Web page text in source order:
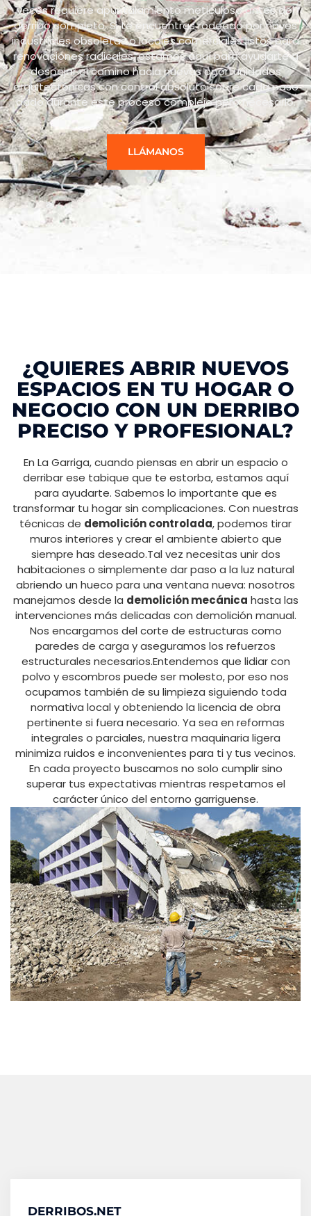
veces requiere apuntalamiento meticuloso antes del
derribo completo. Si te encuentras rodeado por naves
industriales obsoletas o locales comerciales listos para
renovaciones radicales, estamos aquí para ayudarte a
despejar el camino hacia nuevas oportunidades
arquitectónicas con control absoluto sobre cada paso
dado durante este proceso complejo pero necesario.
LLÁMANOS
¿QUIERES ABRIR NUEVOS
ESPACIOS EN TU HOGAR O
NEGOCIO CON UN DERRIBO
PRECISO Y PROFESIONAL?
En La Garriga, cuando piensas en abrir un espacio o
derribar ese tabique que te estorba, estamos aquí
para ayudarte. Sabemos lo importante que es
transformar tu hogar sin complicaciones. Con nuestras
técnicas de demolición controlada, podemos tirar
muros interiores y crear el ambiente abierto que
siempre has deseado.Tal vez necesitas unir dos
habitaciones o simplemente dar paso a la luz natural
abriendo un hueco para una ventana nueva: nosotros
manejamos desde la demolición mecánica hasta las
intervenciones más delicadas con demolición manual.
Nos encargamos del corte de estructuras como
paredes de carga y aseguramos los refuerzos
estructurales necesarios.Entendemos que lidiar con
polvo y escombros puede ser molesto, por eso nos
ocupamos también de su limpieza siguiendo toda
normativa local y obteniendo la licencia de obra
pertinente si fuera necesario. Ya sea en reformas
integrales o parciales, nuestra maquinaria ligera
minimiza ruidos e inconvenientes para ti y tus vecinos.
En cada proyecto buscamos no solo cumplir sino
superar tus expectativas mientras respetamos el
carácter único del entorno garriguense.
DERRIBOS.NET